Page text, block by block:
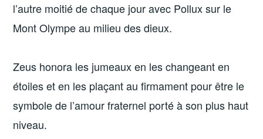
l’autre moitié de chaque jour avec Pollux sur le
Mont Olympe au milieu des dieux.
Zeus honora les jumeaux en les changeant en
étoiles et en les plaçant au firmament pour être le
symbole de l’amour fraternel porté à son plus haut
niveau.